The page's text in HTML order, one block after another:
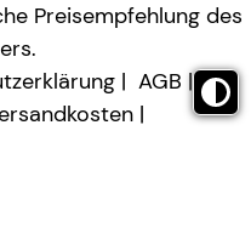
Preisempfehlung des
AGB